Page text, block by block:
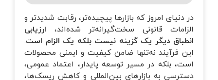
در دنیای امروز که بازارها پیچیده‌تر، رقابت شدیدتر و
الزامات قانونی سخت‌گیرانه‌تر شده‌اند، ارزیابی
انطباق دیگر یک گزینه نیست بلکه یک الزام است.
این فرآیند نه‌تنها ضامن کیفیت و ایمنی محصولات
است، بلکه در مسیر توسعه پایدار، اعتماد عمومی،
دسترسی به بازارهای بین‌المللی و کاهش ریسک‌ها،